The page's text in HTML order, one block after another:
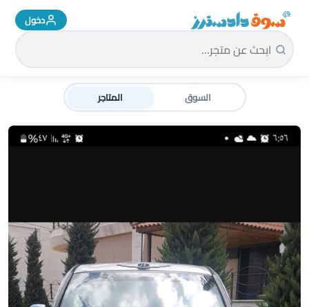
سوق دادسترز الرئيسية دخول
السوق المتاجر